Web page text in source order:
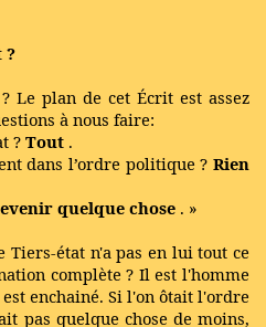
?
Le plan de cet Écrit est assez
à nous faire:
? Tout .
dans l’ordre politique ? Rien
quelque chose . »
état n'a pas en lui tout ce
complète ? Il est l'homme
enchainé. Si l'on ôtait l'ordre
pas quelque chose de moins,